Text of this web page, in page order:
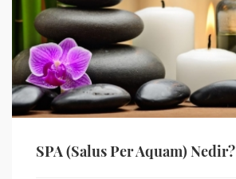
SPA (Salus Per Aquam) Nedir?